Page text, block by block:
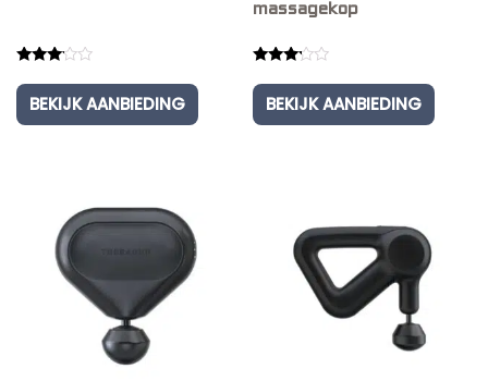
3.00
out of
5
BEKIJK AANBIEDING
massagekop
3.00
out of
5
BEKIJK AANBIEDING